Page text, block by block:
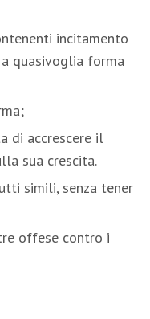
incitamento
quasivoglia forma
di accrescere il
sua crescita.
simili, senza tener
offese contro i